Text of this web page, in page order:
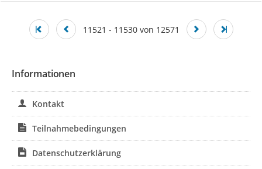
11521 - 11530 von 12571
Informationen
Kontakt
Teilnahmebedingungen
Datenschutzerklärung